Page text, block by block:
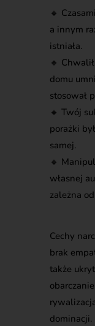
🔸
a innym
istniała.
🔸
domu
stosował
🔸 Twój
porażki
samej.
🔸
własnej
zależna
Cechy
brak
także
dominacji.